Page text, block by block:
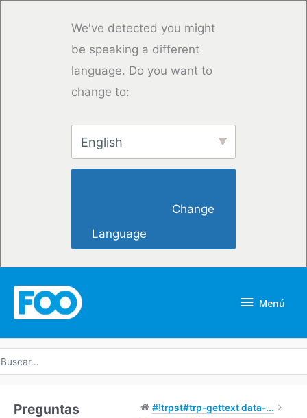
We've detected you might
be speaking a different
language. Do you want to
change to:
English
Language
Menú
Preguntas
#!trpst#trp-gettext data-...